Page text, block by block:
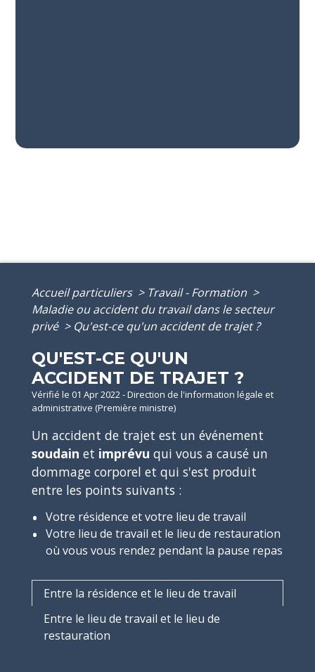
Accueil particuliers > Travail - Formation >
Maladie ou accident du travail dans le secteur
privé > Qu'est-ce qu'un accident de trajet ?
QU'EST-CE QU'UN
ACCIDENT DE TRAJET ?
Vérifié le 01 Apr 2022 - Direction de l'information légale et
administrative (Première ministre)
Un accident de trajet est un événement
soudain et imprévu qui vous a causé un
dommage corporel et qui s'est produit
entre les points suivants :
Votre résidence et votre lieu de travail
Votre lieu de travail et le lieu de restauration
où vous vous rendez pendant la pause repas
Entre la résidence et le lieu de travail
Entre le lieu de travail et le lieu de
restauration